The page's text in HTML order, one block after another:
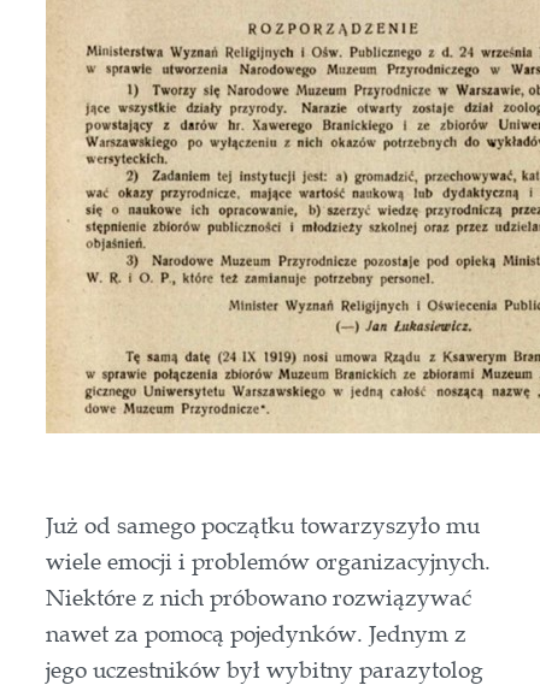
Już od samego początku towarzyszyło mu
wiele emocji i problemów organizacyjnych.
Niektóre z nich próbowano rozwiązywać
nawet za pomocą pojedynków. Jednym z
jego uczestników był wybitny parazytolog